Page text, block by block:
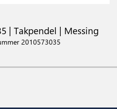
| Takpendel | Messing
2010573035